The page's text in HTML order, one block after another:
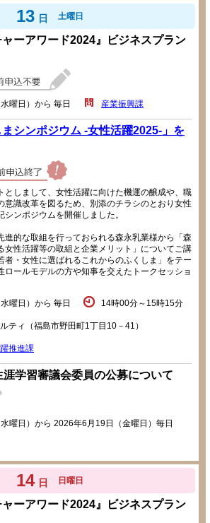
13 日 土曜日
ャーアワード2024』ビジネスプラン
曜日）から 毎日 産業振興課
まシンポジウム -女性活躍2025-」を
しまして、女性活躍に向けた機運の醸成や、職
意識改革を図るため、別添のチラシのとおり女性
ンポジウムを開催しました。
的な取組を行っておられる森永乳業様から「森
女性活躍等の取組と企業メリット」についてご講
者・女性に選ばれるこれからのふくしま」をテー
ロールモデルの方や知事を交えたトークセッショ
曜日）から 毎日 14時00分～15時15分
ティ（福島市野田町1丁目10－41）
推進課
学習審議会委員の公募について
曜日）から 2026年6月19日（金曜日）毎日
14 日 日曜日
ャーアワード2024』ビジネスプラン